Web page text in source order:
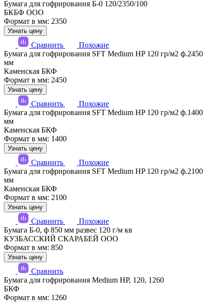
Бумага для гофрирования Б-0 120/2350/100
БКБФ ООО
Формат в мм: 2350
Узнать цену
Сравнить
Похожие
Бумага для гофрирования SFT Medium HP 120 гр/м2 ф.2450
мм
Каменская БКФ
Формат в мм: 2450
Узнать цену
Сравнить
Похожие
Бумага для гофрирования SFT Medium HP 120 гр/м2 ф.1400
мм
Каменская БКФ
Формат в мм: 1400
Узнать цену
Сравнить
Похожие
Бумага для гофрирования SFT Medium HP 120 гр/м2 ф.2100
мм
Каменская БКФ
Формат в мм: 2100
Узнать цену
Сравнить
Похожие
Бумага Б-0, ф 850 мм развес 120 г/м кв
КУЗБАССКИЙ СКАРАБЕЙ ООО
Формат в мм: 850
Узнать цену
Сравнить
Бумага для гофрирования Medium HP, 120, 1260
БКФ
Формат в мм: 1260